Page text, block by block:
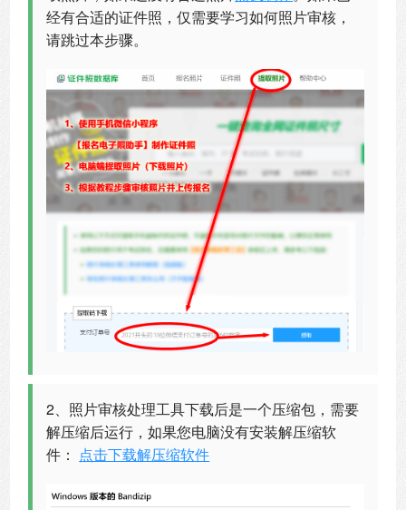
经有合适的证件照，仅需要学习如何照片审核，
请跳过本步骤。
2、照片审核处理工具下载后是一个压缩包，需要
解压缩后运行，如果您电脑没有安装解压缩软
件： 点击下载解压缩软件